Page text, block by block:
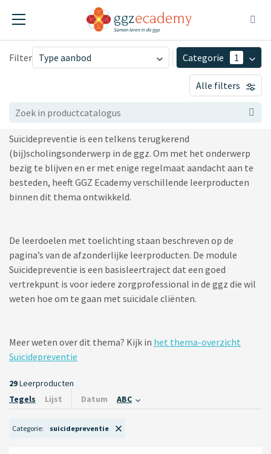
Filter Type aanbod
mbo en hbo
vLOGO-onderwijs en
partners
scholing aan derden
Categorie 1
Alle filters
Productcatalogus GGZ
Ecademy
Suïcidepreventie is een telkens terugkerend
(bij)scholingsonderwerp in de ggz. Om met het onderwerp
bezig te blijven en er met enige regelmaat aandacht aan te
besteden, heeft GGZ Ecademy verschillende leerproducten
binnen dit thema ontwikkeld.
De leerdoelen met toelichting staan beschreven op de
pagina’s van de afzonderlijke leerproducten. De module
Suïcidepreventie is een basisleertraject dat een goed
vertrekpunt is voor iedere zorgprofessional in de ggz die wil
weten hoe om te gaan met suïcidale cliënten.
Meer weten over dit thema? Kijk in het thema-overzicht
Suïcidepreventie
29Leerproducten
Tegels
Lijst Datum ABC
Categorie suicidepreventie